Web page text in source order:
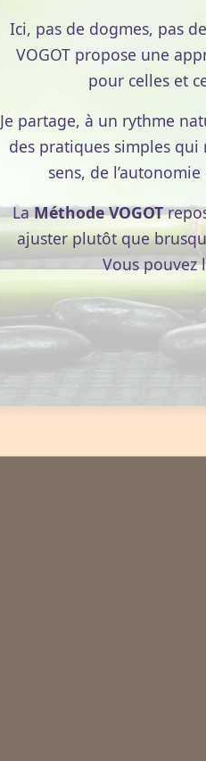
Ici, pas de dogmes, pas
VOGOT propose une
pour celles et
Je partage, à un rythme
des pratiques simples
sens, de
LaMéthode VOGOT
ajuster plutôt que
Vous